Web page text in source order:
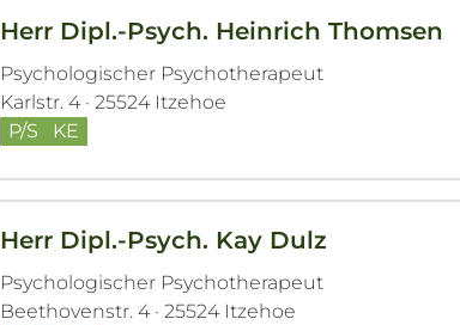
Herr Dipl.-Psych. Heinrich Thomsen
Psychologischer Psychotherapeut
Karlstr. 4 · 25524 Itzehoe
P/S
KE
Herr Dipl.-Psych. Kay Dulz
Psychologischer Psychotherapeut
Beethovenstr. 4 · 25524 Itzehoe